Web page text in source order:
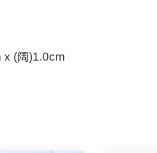
x (阔)1.0cm